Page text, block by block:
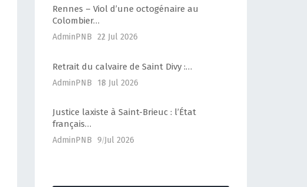
Rennes – Viol d’une octogénaire au
Colombier…
AdminPNB 22 Jul 2026
Retrait du calvaire de Saint Divy :…
AdminPNB 18 Jul 2026
Justice laxiste à Saint-Brieuc : l’État
français…
AdminPNB 9 Jul 2026